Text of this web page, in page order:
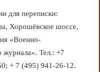
для переписки:
Хорошёвское шоссе,
«Военно-
журнала». Тел.: +7
+ 7 (495) 941-26-12.